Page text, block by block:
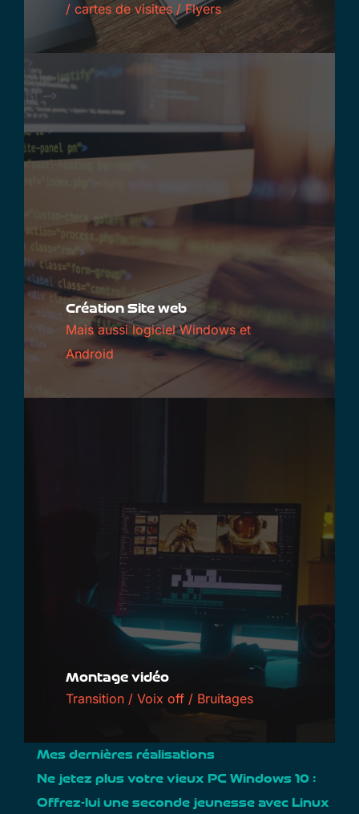
/ cartes de visites / Flyers
Création Site web
Mais aussi logiciel Windows et
Android
Montage vidéo
Transition / Voix off / Bruitages
Mes dernières réalisations
Ne jetez plus votre vieux PC Windows 10 :
Offrez-lui une seconde jeunesse avec Linux